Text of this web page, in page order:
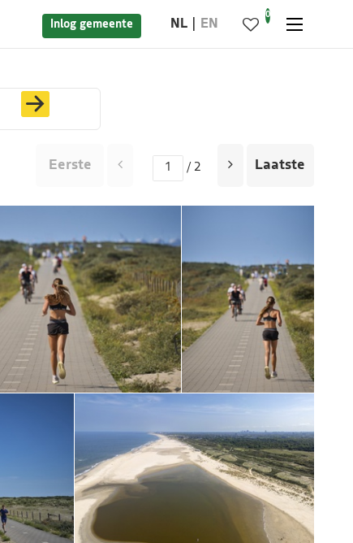
Inlog gemeente NL EN
0
Eerste / 2 Laatste